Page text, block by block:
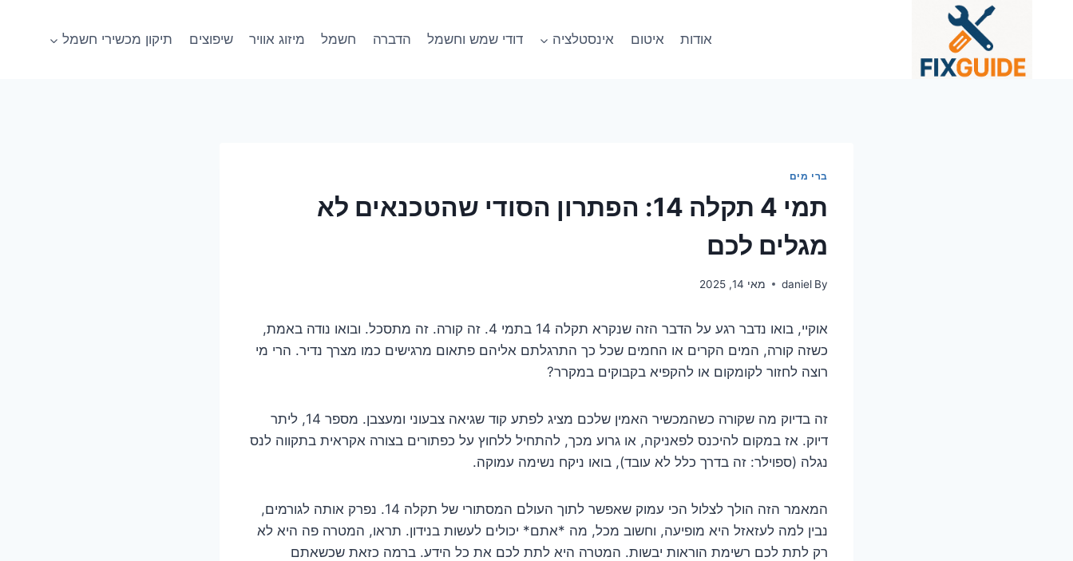
אודות איטום אינסטלציה דודי שמש וחשמל הדברה חשמל מיזוג אוויר שיפוצים תיקון מכשירי חשמל
ברי מים
תמי 4 תקלה 14: הפתרון הסודי שהטכנאים לא
מגלים לכם
By
daniel מאי 14, 2025
אוקיי, בואו נדבר רגע על הדבר הזה שנקרא תקלה 14 בתמי 4. זה קורה. זה מתסכל. ובואו נודה באמת,
כשזה קורה, המים הקרים או החמים שכל כך התרגלתם אליהם פתאום מרגישים כמו מצרך נדיר. הרי מי
רוצה לחזור לקומקום או להקפיא בקבוקים במקרר?
זה בדיוק מה שקורה כשהמכשיר האמין שלכם מציג לפתע קוד שגיאה צבעוני ומעצבן. מספר 14, ליתר
דיוק. אז במקום להיכנס לפאניקה, או גרוע מכך, להתחיל ללחוץ על כפתורים בצורה אקראית בתקווה לנס
נגלה (ספוילר: זה בדרך כלל לא עובד), בואו ניקח נשימה עמוקה.
המאמר הזה הולך לצלול הכי עמוק שאפשר לתוך העולם המסתורי של תקלה 14. נפרק אותה לגורמים,
נבין למה לעזאזל היא מופיעה, וחשוב מכל, מה *אתם* יכולים לעשות בנידון. תראו, המטרה פה היא לא
רק לתת לכם רשימת הוראות יבשות. המטרה היא לתת לכם את כל הידע. ברמה כזאת שכשאתם